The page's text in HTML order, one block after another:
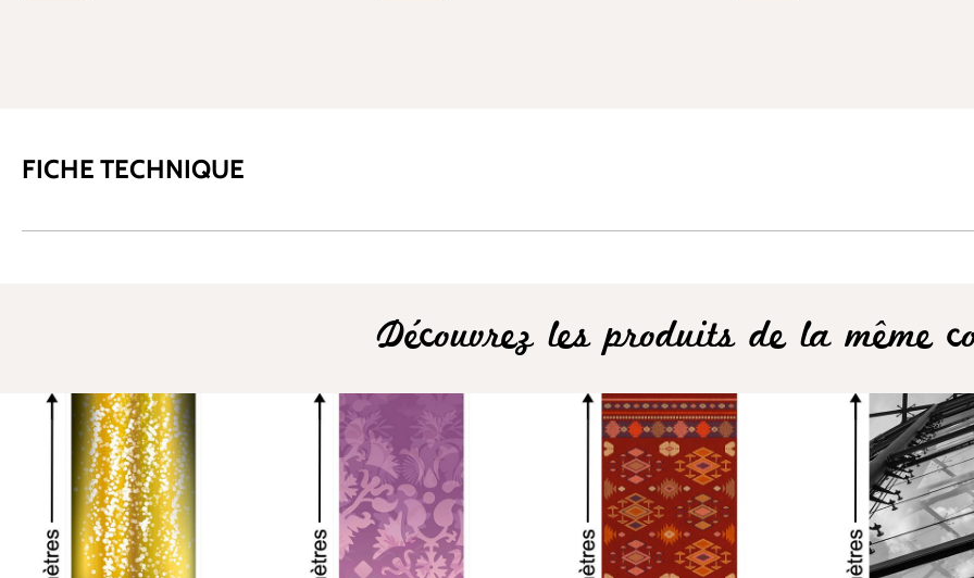
FICHE TECHNIQUE
Découvrez les produits de la même